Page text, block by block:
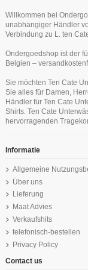
Ten Cate Secrets
Ten Cate Basics
pack black
44,99 €
2Pack Light Grey
Teens
19,95 €
Ten Cate Cotton
Schwartz
24,99 €
Willkommen bei
unabhängiger Händler
Verbindung zu L. ten
Ondergoedshop ist der
Belgien –
Sie möchten Ten Cate
Sie alles für Damen,
Händler für Ten Cate
Shirts. Ten Cate
hervorragenden
Informatie
Allgemeine
Über uns
Lieferung
Maat Advies
Verkaufshits
telefonisch-bestellen
Privacy Policy
Contact us